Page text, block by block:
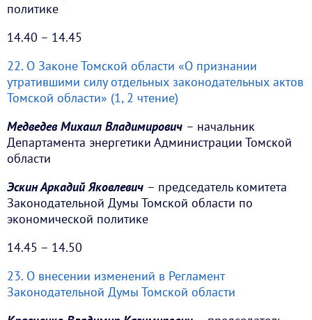
политике
14.40 – 14.45
22. О Законе Томской области «О признании
утратившими силу отдельных законодательных актов
Томской области» (1, 2 чтение)
Медведев Михаил Владимирович – начальник
Департамента энергетики Администрации Томской
области
Эскин Аркадий Яковлевич – председатель комитета
Законодательной Думы Томской области по
экономической политике
14.45 – 14.50
23. О внесении изменений в Регламент
Законодательной Думы Томской области